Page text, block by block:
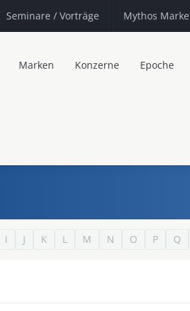
Seminare / Vorträge Mythos Marke
Marken Konzerne Epoche
I J K L M N O P Q